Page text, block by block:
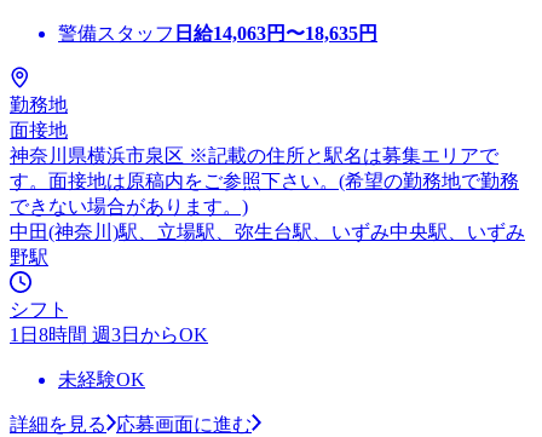
警備スタッフ 日給14,063円〜18,635円
勤務地
面接地
神奈川県横浜市泉区 ※記載の住所と駅名は募集エリアで
す。面接地は原稿内をご参照下さい。(希望の勤務地で勤務
できない場合があります。)
中田(神奈川)駅、立場駅、弥生台駅、いずみ中央駅、いずみ
野駅
シフト
1日8時間 週3日からOK
未経験OK
詳細を見る
応募画面に進む